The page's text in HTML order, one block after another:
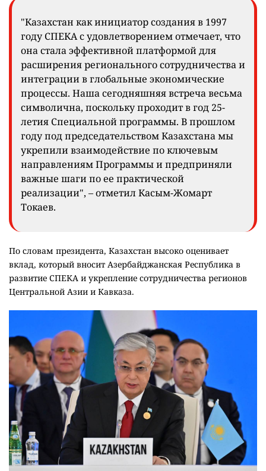
"Казахстан как инициатор создания в 1997
году СПЕКА с удовлетворением отмечает, что
она стала эффективной платформой для
расширения регионального сотрудничества и
интеграции в глобальные экономические
процессы. Наша сегодняшняя встреча весьма
символична, поскольку проходит в год 25-
летия Специальной программы. В прошлом
году под председательством Казахстана мы
укрепили взаимодействие по ключевым
направлениям Программы и предприняли
важные шаги по ее практической
реализации", – отметил Касым-Жомарт
Токаев.
По словам президента, Казахстан высоко оценивает
вклад, который вносит Азербайджанская Республика в
развитие СПЕКА и укрепление сотрудничества регионов
Центральной Азии и Кавказа.